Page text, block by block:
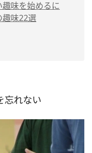
趣味を始めるに
味22選
忘れない